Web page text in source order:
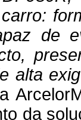
de
alta
da